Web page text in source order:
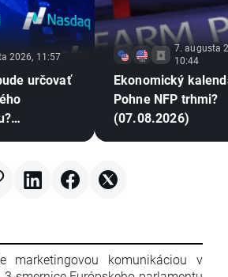
2026, 11:57
určovať
7. augusta
10:44
Ekonomický
Pohne NFP trhmi?
(07.08.2026)
marketingovou komunikáciou v